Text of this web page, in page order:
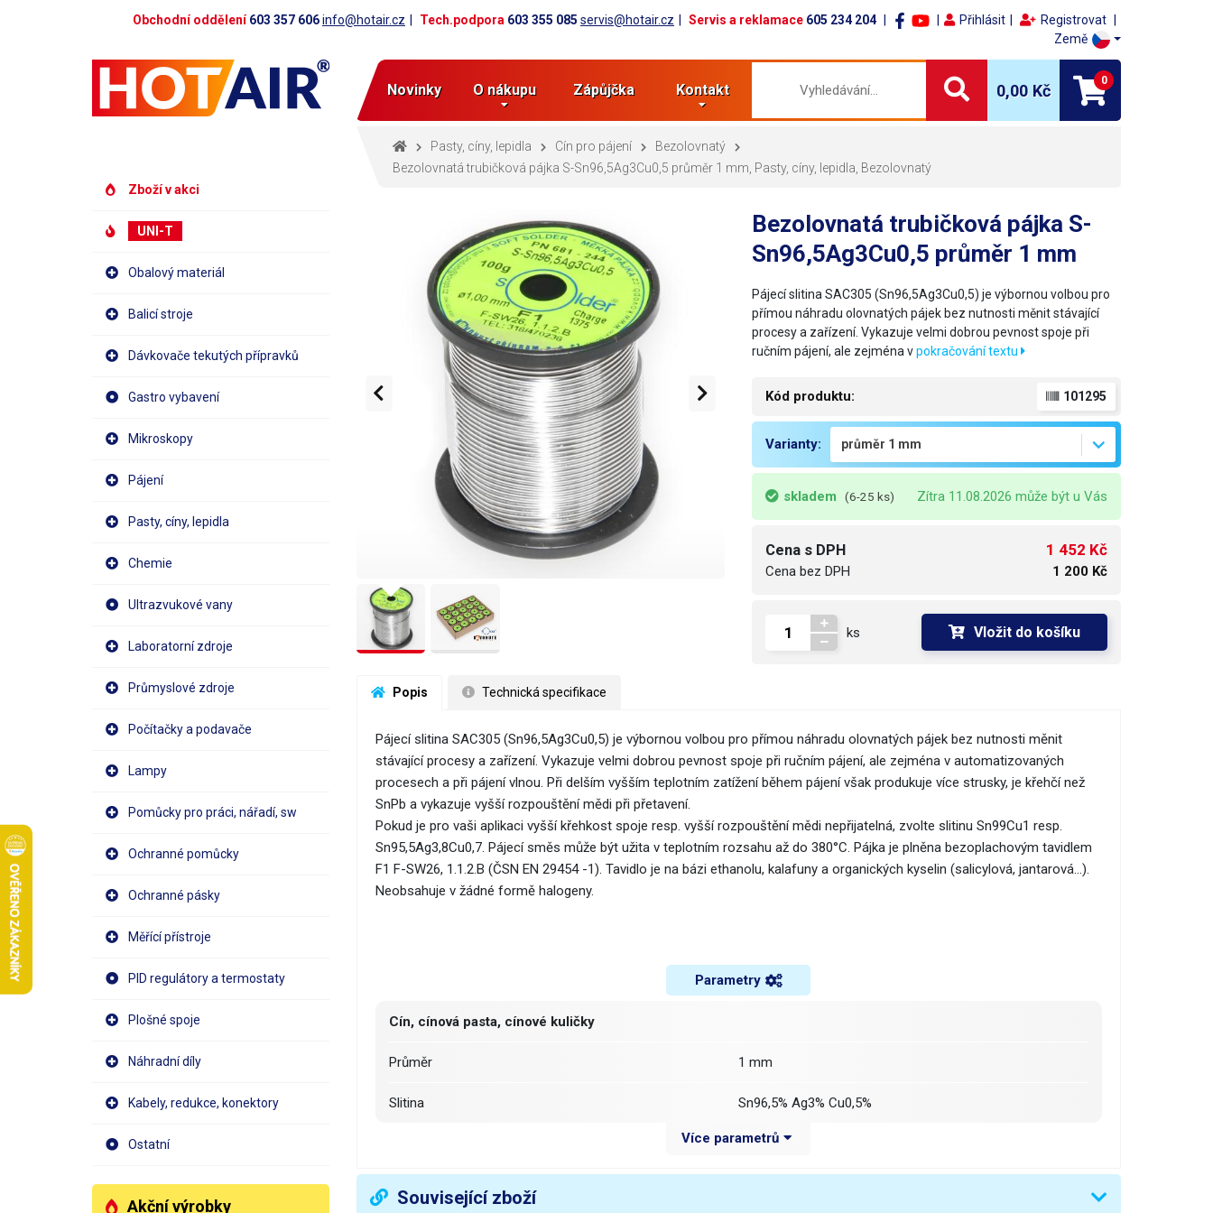
Obchodní oddělení603 357 606info@hotair.cz Tech.podpora 603 355 085 servis@hotair.cz Servis a reklamace 605 234 204 Přihlásit
Registrovat
Země
Novinky O nákupu Zápůjčka Kontakt 0,00 Kč
0
Zboží v akci
UNI-T
Obalový materiál
Balicí stroje
Dávkovače tekutých přípravků
Gastro vybavení
Mikroskopy
Pájení
Pasty, cíny, lepidla
Chemie
Ultrazvukové vany
Laboratorní zdroje
Průmyslové zdroje
Počítačky a podavače
Lampy
Pomůcky pro práci, nářadí, sw
Ochranné pomůcky
Ochranné pásky
Měřící přístroje
PID regulátory a termostaty
Plošné spoje
Náhradní díly
Kabely, redukce, konektory
Ostatní
Akční výrobky
Pasty, cíny, lepidla Cín pro pájení
Bezolovnatý
Bezolovnatá trubičková pájka S-Sn96,5Ag3Cu0,5 průměr 1 mm, Pasty, cíny, lepidla, Bezolovnatý
Bezolovnatá trubičková pájka S-
Sn96,5Ag3Cu0,5 průměr 1 mm
Pájecí slitina SAC305 (Sn96,5Ag3Cu0,5) je výbornou volbou pro
přímou náhradu olovnatých pájek bez nutnosti měnit stávající
procesy a zařízení. Vykazuje velmi dobrou pevnost spoje při
ručním pájení, ale zejména vpokračování textu
Kód produktu: 101295
Varianty:
skladem (6-25 ks) Zítra 11.08.2026 může být u Vás
Cena s DPH
Cena bez DPH
1 452 Kč
1 200 Kč
ks Vložit do košíku
Popis Technická specifikace
Pájecí slitina SAC305 (Sn96,5Ag3Cu0,5) je výbornou volbou pro přímou náhradu olovnatých pájek bez nutnosti měnit
stávající procesy a zařízení. Vykazuje velmi dobrou pevnost spoje při ručním pájení, ale zejména v automatizovaných
procesech a při pájení vlnou. Při delším vyšším teplotním zatížení během pájení však produkuje více strusky, je křehčí než
SnPb a vykazuje vyšší rozpouštění mědi při přetavení.
Pokud je pro vaši aplikaci vyšší křehkost spoje resp. vyšší rozpouštění mědi nepřijatelná, zvolte slitinu Sn99Cu1 resp.
Sn95,5Ag3,8Cu0,7. Pájecí směs může být užita v teplotním rozsahu až do 380°C. Pájka je plněna bezoplachovým tavidlem
F1 F-SW26, 1.1.2.B (ČSN EN 29454 -1). Tavidlo je na bázi ethanolu, kalafuny a organických kyselin (salicylová, jantarová...).
Neobsahuje v žádné formě halogeny.
Parametry
Cín, cínová pasta, cínové kuličky
Průměr 1 mm
Slitina Sn96,5% Ag3% Cu0,5%
F1
Více parametrů
Související zboží